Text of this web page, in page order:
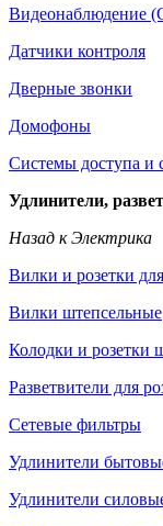
Видеонаблюдение
Датчики контроля
Дверные звонки
Домофоны
Системы доступа и
Удлинители,
Назад к Электрика
Вилки и розетки
Вилки штепсельные
Колодки и розетки
Разветвители для
Сетевые фильтры
Удлинители
Удлинители